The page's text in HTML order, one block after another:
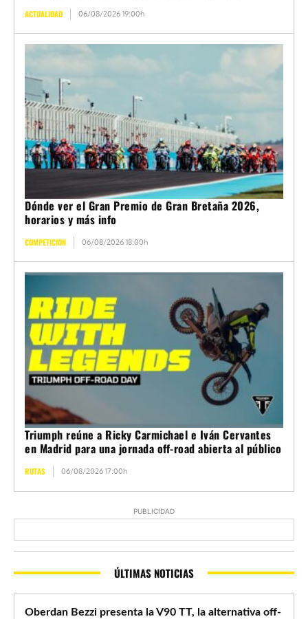
ACTUALIDAD 06/08/2026 19:00h
Dónde ver el Gran Premio de Gran Bretaña 2026,
horarios y más info
COMPETICION 06/08/2026 18:00h
Triumph reúne a Ricky Carmichael e Iván Cervantes
en Madrid para una jornada off-road abierta al público
RUTAS 06/08/2026 17:00h
PUBLICIDAD
ÚLTIMAS NOTICIAS
Oberdan Bezzi presenta la V90 TT, la alternativa off-